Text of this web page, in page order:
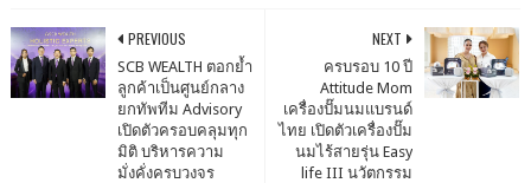
NEXT
ครบรอบ 10 ปี
Attitude Mom
เครื่องปั๊มนมแบรนด์
ไทย เปิดตัวเครื่องปั๊ม
นมไร้สายรุ่น Easy
life III นวัตกรรม
PREVIOUS
SCB WEALTH ตอกย้ำ
ลูกค้าเป็นศูนย์กลาง
ยกทัพทีม Advisory
เปิดตัวครอบคลุมทุก
มิติ บริหารความ
มั่งคั่งครบวงจร